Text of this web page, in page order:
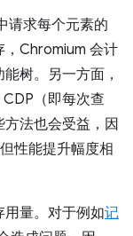
请求每个元素的
，Chromium 会计
树。另一方面，
（即每次查
法也会受益，因
性能提升幅度相
量。对于例如记